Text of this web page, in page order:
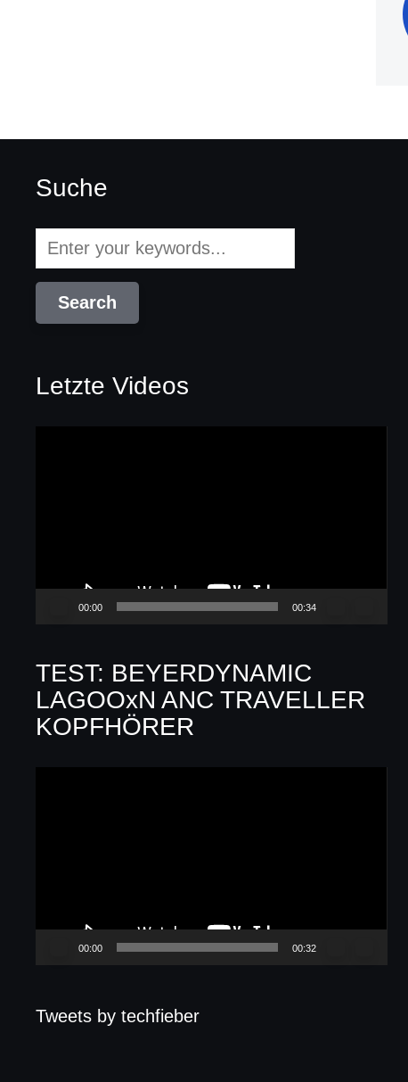
Suche
Letzte Videos
00:00 00:34
TEST: BEYERDYNAMIC
LAGOOxN ANC TRAVELLER
KOPFHÖRER
00:00 00:32
Tweets by techfieber